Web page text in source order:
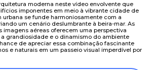
moderna neste vídeo envolvente que
imponentes em meio à vibrante cidade de
urbana se funde harmoniosamente com a
um cenário deslumbrante à beira-mar. As
imagens aéreas oferecem uma perspectiva
grandiosidade e o dinamismo do ambiente
de apreciar essa combinação fascinante
e naturais em um passeio visual imperdível por